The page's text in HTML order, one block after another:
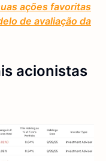
ações favoritas
de avaliação da
acionistas